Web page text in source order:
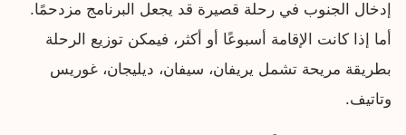
إدخال الجنوب في رحلة قصيرة قد يجعل البرنامج مزدحمًا.
أما إذا كانت الإقامة أسبوعًا أو أكثر، فيمكن توزيع الرحلة
بطريقة مريحة تشمل يريفان، سيفان، ديليجان، غوريس
وتاتيف.